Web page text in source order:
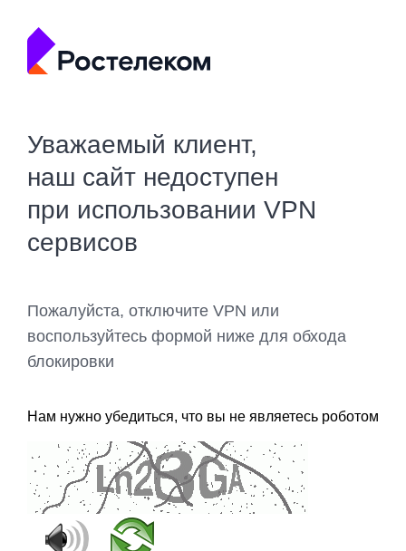
Уважаемый клиент,
наш сайт недоступен
при использовании VPN
сервисов
Пожалуйста, отключите VPN или
воспользуйтесь формой ниже для обхода
блокировки
Нам нужно убедиться, что вы не являетесь роботом